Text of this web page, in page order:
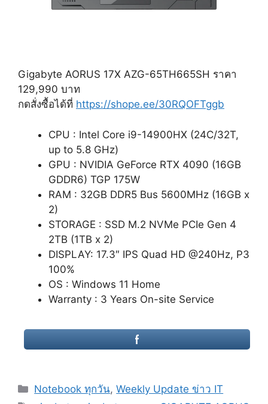
Gigabyte AORUS 17X AZG-65TH665SH ราคา
129,990 บาท
กดสั่งซื้อได้ที่ https://shope.ee/30RQOFTggb
CPU : Intel Core i9-14900HX (24C/32T,
up to 5.8 GHz)
GPU : NVIDIA GeForce RTX 4090 (16GB
GDDR6) TGP 175W
RAM : 32GB DDR5 Bus 5600MHz (16GB x
2)
STORAGE : SSD M.2 NVMe PCIe Gen 4
2TB (1TB x 2)
DISPLAY: 17.3″ IPS Quad HD @240Hz, P3
100%
OS : Windows 11 Home
Warranty : 3 Years On-site Service
Categories
Notebook ทุกวัน,Weekly Update ข่าว IT